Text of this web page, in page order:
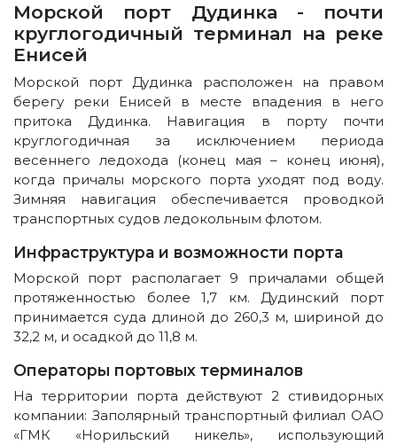
Морской порт Дудинка - почти
круглогодичный терминал на реке
Енисей
Морской порт Дудинка расположен на правом
берегу реки Енисей в месте впадения в него
притока Дудинка. Навигация в порту почти
круглогодичная за исключением периода
весеннего ледохода (конец мая – конец июня),
когда причалы морского порта уходят под воду.
Зимняя навигация обеспечивается проводкой
транспортных судов ледокольным флотом.
Инфраструктура и возможности порта
Морской порт располагает 9 причалами общей
протяженностью более 1,7 км. Дудинский порт
принимается суда длиной до 260,3 м, шириной до
32,2 м, и осадкой до 11,8 м.
Операторы портовых терминалов
На территории порта действуют 2 стивидорных
компании: Заполярный транспортный филиал ОАО
«ГМК «Норильский никель», использующий